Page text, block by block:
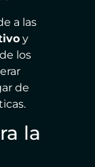
a las
y
los
de
la